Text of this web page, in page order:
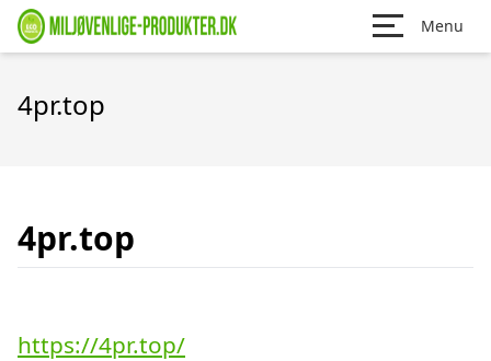
Menu
4pr.top
4pr.top
https://4pr.top/